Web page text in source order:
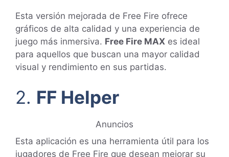
Esta versión mejorada de Free Fire ofrece
gráficos de alta calidad y una experiencia de
juego más inmersiva. Free Fire MAX es ideal
para aquellos que buscan una mayor calidad
visual y rendimiento en sus partidas.
2. FF Helper
Anuncios
Esta aplicación es una herramienta útil para los
jugadores de Free Fire que desean mejorar su